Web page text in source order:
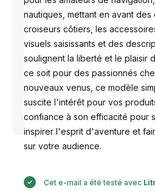
Conçu par
Anastasiia
nautiques, mettant en avant
croiseurs côtiers, les
visuels saisissants et des
soulignent la liberté et le plaisir
ce soit pour des passionnés
nouveaux venus, ce modèle
suscite l'intérêt pour vos
confiance à son efficacité pour
inspirer l'esprit d'aventure et
sur votre audience.
Cet e-mail a été testé avec